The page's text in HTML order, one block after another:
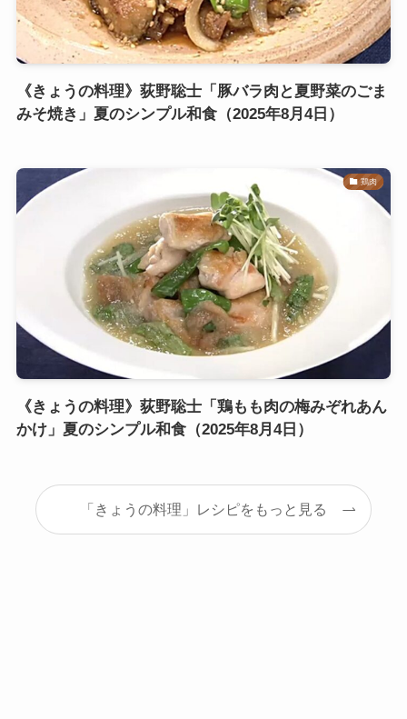
《きょうの料理》荻野聡士「豚バラ肉と夏野菜のごま
みそ焼き」夏のシンプル和食（2025年8月4日）
鶏肉
《きょうの料理》荻野聡士「鶏もも肉の梅みぞれあん
かけ」夏のシンプル和食（2025年8月4日）
「きょうの料理」レシピをもっと見る